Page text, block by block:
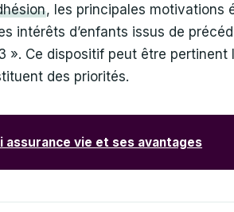
, les principales motivations
intérêts d’enfants issus de
». Ce dispositif peut être pertinent
des priorités.
vie et ses avantages